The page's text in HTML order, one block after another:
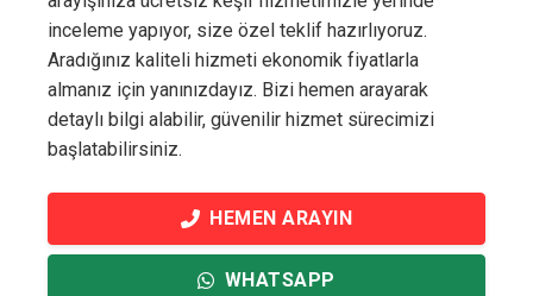
inceleme yapıyor, size özel teklif hazırlıyoruz.
Aradığınız kaliteli hizmeti ekonomik fiyatlarla
almanız için yanınızdayız. Bizi hemen arayarak
detaylı bilgi alabilir, güvenilir hizmet sürecimizi
başlatabilirsiniz.
HEMEN ARAYIN
WHATSAPP